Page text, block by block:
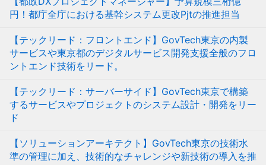
円！都庁全庁における基幹システム更改Pjtの推進担当
【テックリード：フロントエンド】GovTech東京の内製
サービスや東京都のデジタルサービス開発支援全般のフロ
ントエンド技術をリード。
【テックリード：サーバーサイド】GovTech東京で構築
するサービスやプロジェクトのシステム設計・開発をリー
ド
【ソリューションアーキテクト】GovTech東京の技術水
準の管理に加え、技術的なチャレンジや新技術の導入を推